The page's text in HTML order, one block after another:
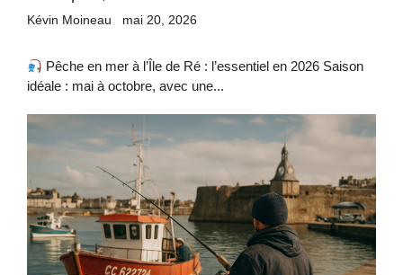
Kévin Moineau mai 20, 2026
Pêche en mer à l’Île de Ré : l’essentiel en 2026 Saison
idéale : mai à octobre, avec une...